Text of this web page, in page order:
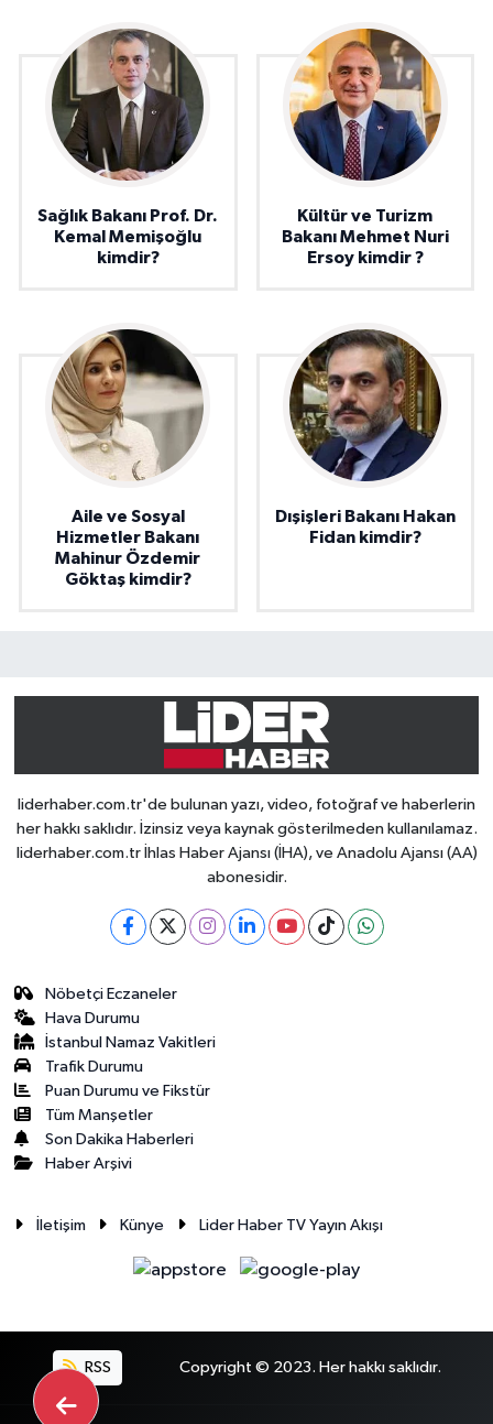
Sağlık Bakanı Prof. Dr.
Kemal Memişoğlu
kimdir?
Kültür ve Turizm
Bakanı Mehmet Nuri
Ersoy kimdir ?
Aile ve Sosyal
Hizmetler Bakanı
Mahinur Özdemir
Göktaş kimdir?
Dışişleri Bakanı Hakan
Fidan kimdir?
liderhaber.com.tr'de bulunan yazı, video, fotoğraf ve haberlerin
her hakkı saklıdır. İzinsiz veya kaynak gösterilmeden kullanılamaz.
liderhaber.com.tr İhlas Haber Ajansı (İHA), ve Anadolu Ajansı (AA)
abonesidir.
Nöbetçi Eczaneler
Hava Durumu
İstanbul Namaz Vakitleri
Trafik Durumu
Puan Durumu ve Fikstür
Tüm Manşetler
Son Dakika Haberleri
Haber Arşivi
İletişim Künye Lider Haber TV Yayın Akışı
RSS Copyright © 2023. Her hakkı saklıdır.